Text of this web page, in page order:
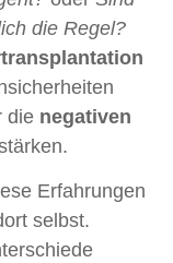
die Regel?
die negativen
Erfahrungen
selbst.